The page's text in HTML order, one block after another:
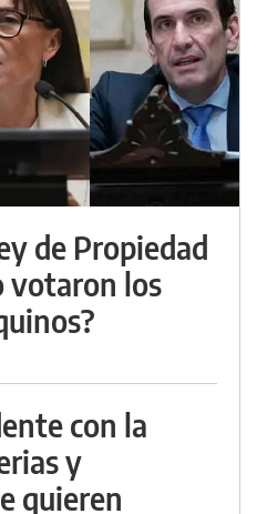
de Propiedad
votaron los
con la
y
quieren